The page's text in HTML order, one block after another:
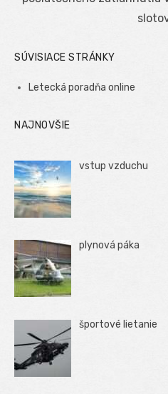
SÚVISIACE STRÁNKY
Letecká poradňa online
NAJNOVŠIE
vstup vzduchu
plynová páka
športové lietanie